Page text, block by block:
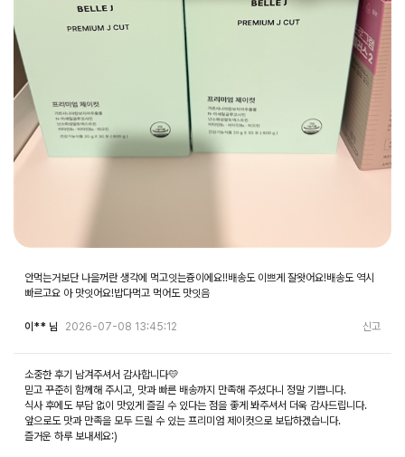
안먹는거보단 나을꺼란 생각에 먹고잇는즁이에요!!배송도 이쁘게 잘왓어요!배송도 역시
빠르고요 아 맛잇어요!밥다먹고 먹어도 맛잇음
이** 님 2026-07-08 13:45:12 신고
소중한 후기 남겨주셔서 감사합니다💛
믿고 꾸준히 함께해 주시고, 맛과 빠른 배송까지 만족해 주셨다니 정말 기쁩니다.
식사 후에도 부담 없이 맛있게 즐길 수 있다는 점을 좋게 봐주셔서 더욱 감사드립니다.
앞으로도 맛과 만족을 모두 드릴 수 있는 프리미엄 제이컷으로 보답하겠습니다.
즐거운 하루 보내세요:)